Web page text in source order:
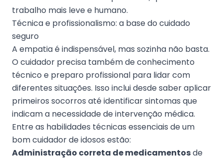
trabalho mais leve e humano.
Técnica e profissionalismo: a base do cuidado
seguro
A empatia é indispensável, mas sozinha não basta.
O cuidador precisa também de conhecimento
técnico e preparo profissional para lidar com
diferentes situações. Isso inclui desde saber aplicar
primeiros socorros até identificar sintomas que
indicam a necessidade de intervenção médica.
Entre as habilidades técnicas essenciais de um
bom cuidador de idosos estão:
Administração correta de medicamentosde